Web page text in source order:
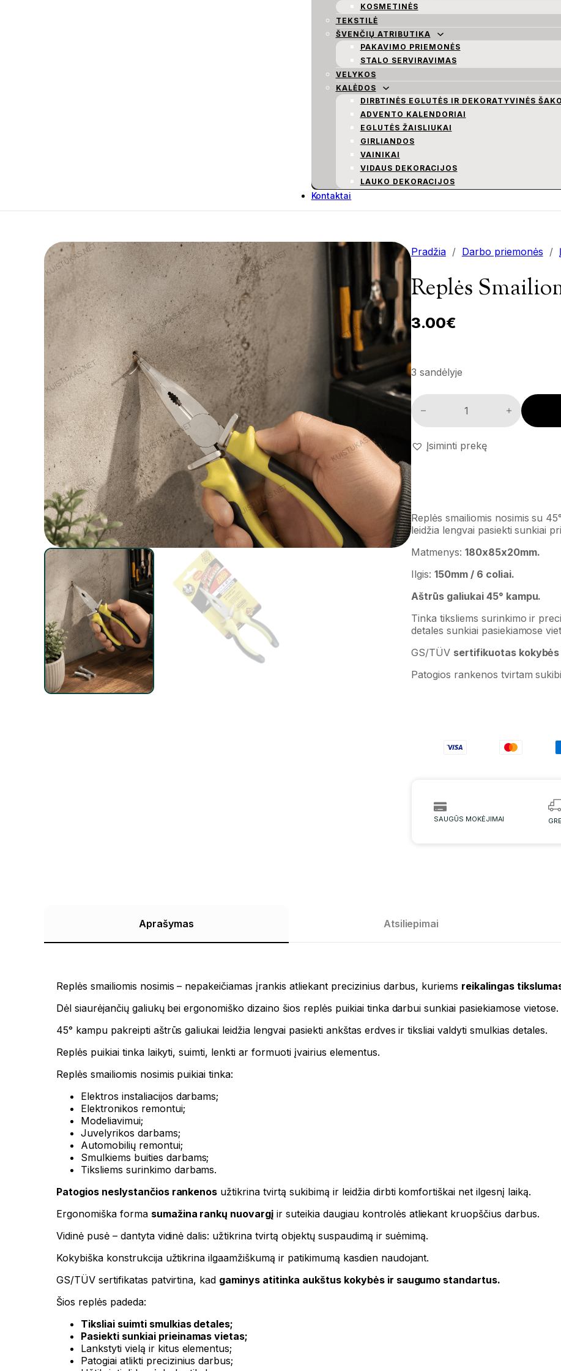
KOSMETINĖS
TEKSTILĖ
ŠVENČIŲ ATRIBUTIKA
PAKAVIMO PRIEMONĖS
STALO SERVIRAVIMAS
VELYKOS
KALĖDOS
DIRBTINĖS EGLUTĖS IR DEKORATYVINĖS
ADVENTO KALENDORIAI
EGLUTĖS ŽAISLIUKAI
GIRLIANDOS
VAINIKAI
VIDAUS DEKORACIJOS
LAUKO DEKORACIJOS
Kontaktai
Pradžia / Darbo priemonės /
Replės
3.00€
3 sandėlyje
Replės smailiomis nosimis kiekis
Įsiminti prekę
Replės smailiomis nosimis su
leidžia lengvai pasiekti sunkiai
Matmenys: 180x85x20mm.
Ilgis: 150mm / 6 coliai.
Aštrūs galiukai 45° kampu.
Tinka tiksliems surinkimo ir
detales sunkiai pasiekiamose
GS/TÜV sertifikuotas
Patogios rankenos tvirtam
SAUGŪS MOKĖJIMAI
Aprašymas Atsiliepimai
Replės smailiomis nosimis – nepakeičiamas įrankis atliekant precizinius darbus, kuriems reikalingas
Dėl siaurėjančių galiukų bei ergonomiško dizaino šios replės puikiai tinka darbui sunkiai pasiekiamose vietose.
45° kampu pakreipti aštrūs galiukai leidžia lengvai pasiekti ankštas erdves ir tiksliai valdyti smulkias detales.
Replės puikiai tinka laikyti, suimti, lenkti ar formuoti įvairius elementus.
Replės smailiomis nosimis puikiai tinka:
Elektros instaliacijos darbams;
Elektronikos remontui;
Modeliavimui;
Juvelyrikos darbams;
Automobilių remontui;
Smulkiems buities darbams;
Tiksliems surinkimo darbams.
Patogios neslystančios rankenos užtikrina tvirtą sukibimą ir leidžia dirbti komfortiškai net ilgesnį laiką.
Ergonomiška forma sumažina rankų nuovargį ir suteikia daugiau kontrolės atliekant kruopščius darbus.
Vidinė pusė – dantyta vidinė dalis: užtikrina tvirtą objektų suspaudimą ir suėmimą.
Kokybiška konstrukcija užtikrina ilgaamžiškumą ir patikimumą kasdien naudojant.
GS/TÜV sertifikatas patvirtina, kad gaminys atitinka aukštus kokybės ir saugumo standartus.
Šios replės padeda:
Tiksliai suimti smulkias detales;
Pasiekti sunkiai prieinamas vietas;
Lankstyti vielą ir kitus elementus;
Patogiai atlikti precizinius darbus;